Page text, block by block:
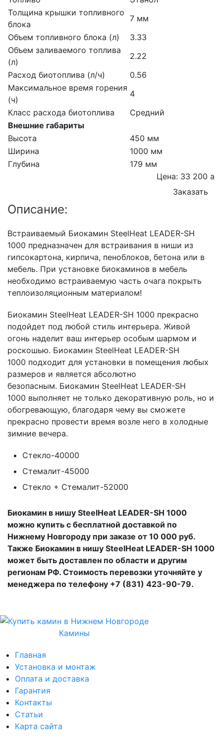
Толщина крышки топливного
блока
7 мм
Объем топливного блока (л)
3.33
Объем заливаемого топлива
(л)
2.22
Расход биотоплива (л/ч)
0.56
Максимальное время горения
(ч)
4
Класс расхода биотоплива
Средний
Внешние габариты
Высота
450 мм
Ширина
1000 мм
Глубина
179 мм
Цена: 33 200 a
Заказать
Описание:
Встраиваемый Биокамин SteelHeat LEADER-SH
1000 предназначен для встраивания в ниши из
гипсокартона, кирпича, пеноблоков, бетона или в
мебель. При установке биокаминов в мебель
необходимо встраиваемую часть очага покрыть
теплоизоляционным материалом!
Биокамин SteelHeat LEADER-SH 1000 прекрасно
подойдет под любой стиль интерьера. Живой
огонь наделит ваш интерьер особым шармом и
роскошью. Биокамин SteelHeat LEADER-SH
1000 подходит для установки в помещения любых
размеров и является абсолютно
безопасным. Биокамин SteelHeat LEADER-SH
1000 выполняет не только декоративную роль, но и
обогревающую, благодаря чему вы сможете
прекрасно провести время возле него в холодные
зимние вечера.
Стекло-40000
Стемалит-45000
Стекло + Стемалит-52000
Биокамин в нишу SteelHeat LEADER-SH 1000
можно купить с бесплатной доставкой по
Нижнему Новгороду при заказе от 10 000 руб.
Также Биокамин в нишу SteelHeat LEADER-SH 1000
может быть доставлен по области и другим
регионам РФ. Стоимость перевозки уточняйте у
менеджера по телефону +7 (831) 423-90-79.
Камины
Главная
Установка и монтаж
Оплата и доставка
Гарантия
Контакты
Статьи
Карта сайта